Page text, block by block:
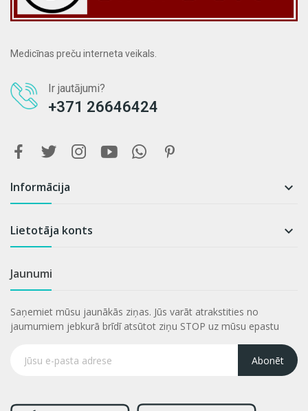
Medicīnas preču interneta veikals.
Ir jautājumi?
+371 26646424
Informācija 
Lietotāja konts 
Jaunumi
Saņemiet mūsu jaunākās ziņas. Jūs varāt atrakstities no
jaumumiem jebkurā brīdī atsūtot ziņu STOP uz mūsu epastu
Abonēt